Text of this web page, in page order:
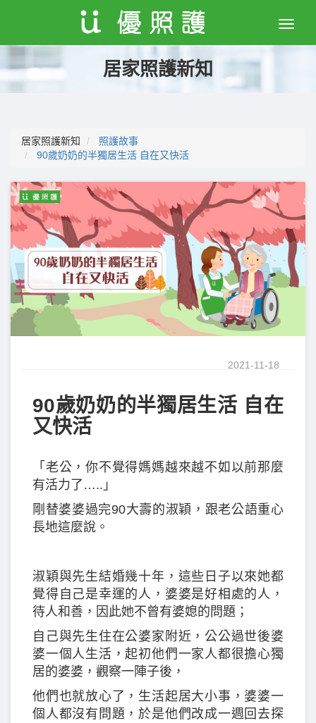
Toggle
居家照護新知
居家照護新知
照護故事
90歲奶奶的半獨居生活 自在又快活
2021-11-18
90歲奶奶的半獨居生活 自在
又快活
「老公，你不覺得媽媽越來越不如以前那麼
有活力了…..」
剛替婆婆過完90大壽的淑穎，跟老公語重心
長地這麼說。
淑穎與先生結婚幾十年，這些日子以來她都
覺得自己是幸運的人，婆婆是好相處的人，
待人和善，因此她不曾有婆媳的問題；
自己與先生住在公婆家附近，公公過世後婆
婆一個人生活，起初他們一家人都很擔心獨
居的婆婆，觀察一陣子後，
他們也就放心了，生活起居大小事，婆婆一
個人都沒有問題，於是他們改成一週回去探